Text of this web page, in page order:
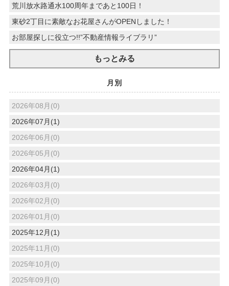
荒川放水路通水100周年まであと100日！
東砂2丁目に素敵なお花屋さんがOPENしました！
お部屋探しに役立つ!!”不動産情報ライブラリ”
もっとみる
月別
2026年08月(0)
2026年07月(1)
2026年06月(0)
2026年05月(0)
2026年04月(1)
2026年03月(0)
2026年02月(0)
2026年01月(0)
2025年12月(1)
2025年11月(0)
2025年10月(0)
2025年09月(0)